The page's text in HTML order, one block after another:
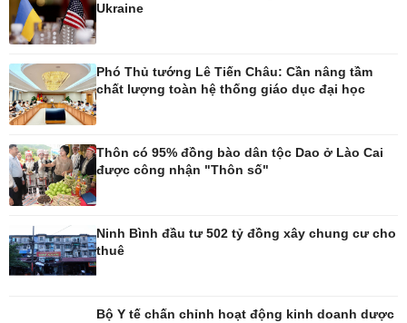
Ô tô - Xe máy
Xe máy
Tư vấn
Doanh nghiệp 24h
Doanh nhân
Công nghệ
Tin Công nghệ
Cây thuốc
Ukraine
Phó Thủ tướng Lê Tiến Châu: Cần nâng tầm
chất lượng toàn hệ thống giáo dục đại học
Thôn có 95% đồng bào dân tộc Dao ở Lào Cai
được công nhận "Thôn số"
Ninh Bình đầu tư 502 tỷ đồng xây chung cư cho
thuê
Bộ Y tế chấn chỉnh hoạt động kinh doanh dược